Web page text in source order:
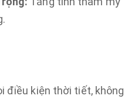
điều kiện thời tiết, không